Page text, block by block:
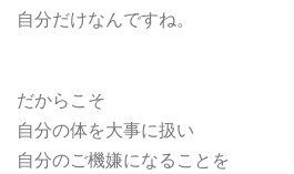
自分だけなんですね。
だからこそ
自分の体を大事に扱い
自分のご機嫌になることを